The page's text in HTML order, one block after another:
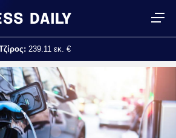
239.11 εκ. €